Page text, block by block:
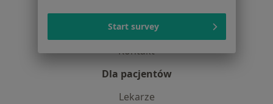
Partnerzy
Kontakt
Dla pacjentów
Lekarze
Start survey